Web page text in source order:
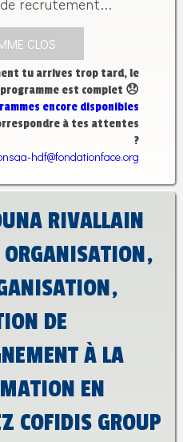
de recrutement…
CLOS
tu arrives trop tard, le
programme est complet 😞
encore disponibles
à tes attentes
?
hdf@fondationface.org
RIVALLAIN
ORGANISATION,
DE
À LA
EN
COFIDIS GROUP